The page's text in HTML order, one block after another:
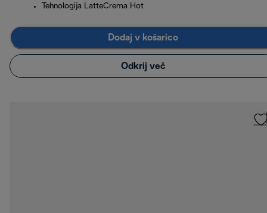
Tehnologija LatteCrema Hot
Dodaj v košarico
Odkrij več